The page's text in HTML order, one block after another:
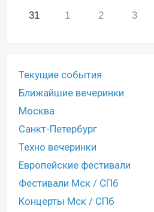
31 1 2 3
Текущие события
Ближайшие вечеринки
Москва
Санкт-Петербург
Техно вечеринки
Европейские фестивали
Фестивали Мск / СПб
Концерты Мск / СПб